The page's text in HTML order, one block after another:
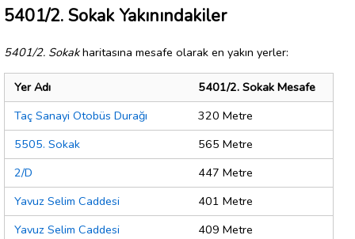
5401/2. Sokak Yakınındakiler
5401/2. Sokakharitasına mesafe olarak en yakın yerler:
Yer Adı
5401/2. Sokak Mesafe
Taç Sanayi Otobüs Durağı
320 Metre
5505. Sokak
565 Metre
2/D
447 Metre
Yavuz Selim Caddesi
401 Metre
Yavuz Selim Caddesi
409 Metre